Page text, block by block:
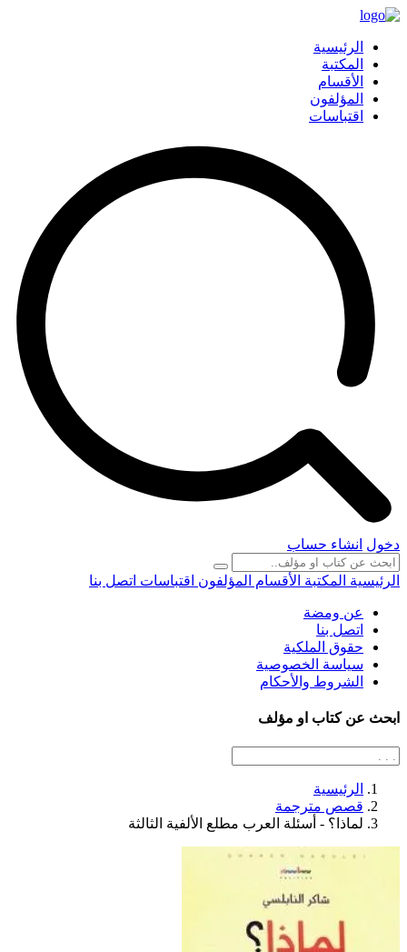
الرئيسية
المكتبة
الأقسام
المؤلفون
اقتباسات
دخول انشاء حساب
الرئيسية المكتبة الأقسام المؤلفون اقتباسات اتصل بنا
عن ومضة
اتصل بنا
حقوق الملكية
سياسة الخصوصية
الشروط والأحكام
ابحث عن كتاب او مؤلف
الرئيسية
قصص مترجمة
لماذا؟ - أسئلة العرب مطلع الألفية الثالثة